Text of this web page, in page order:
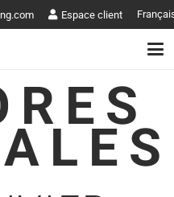
Espace client